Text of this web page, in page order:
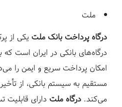
ملت
درگاه پرداخت بانک ملت یکی از
درگاه‌های بانکی در ایران است
امکان پرداخت سریع و ایمن را
مستقیم به سیستم بانکی، از
می‌کند. درگاه ملت دارای قابلیت